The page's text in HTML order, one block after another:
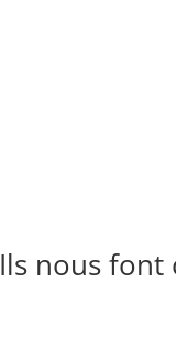
Ils nous font